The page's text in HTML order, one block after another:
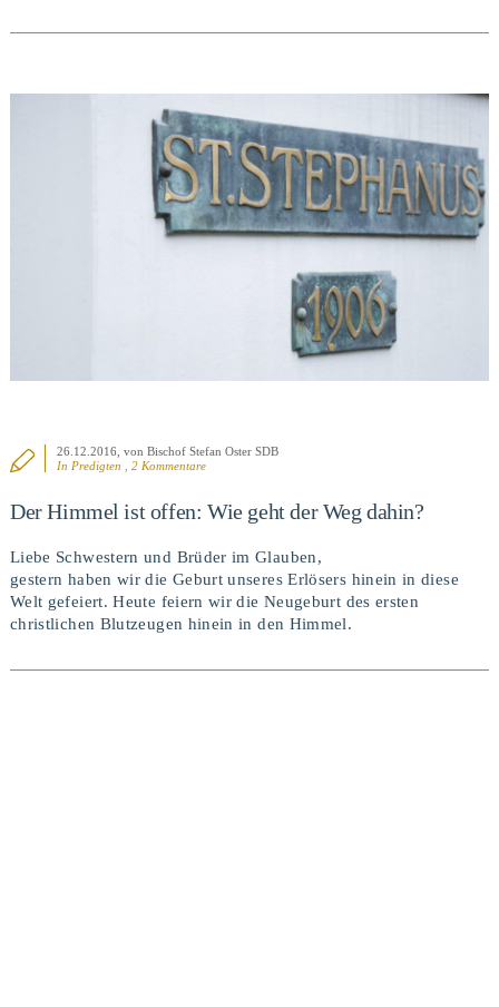
BEITRAG ANSEHEN
26.12.2016 , von Bischof Stefan Oster SDB
In Predigten , 2 Kommentare
Der Himmel ist offen: Wie geht der Weg dahin?
Liebe Schwestern und Brüder im Glauben,
gestern haben wir die Geburt unseres Erlösers hinein in diese
Welt gefeiert. Heute feiern wir die Neugeburt des ersten
christlichen Blutzeugen hinein in den Himmel.